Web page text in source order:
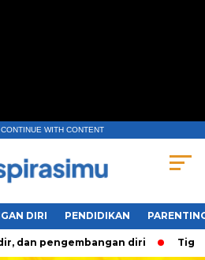
WITH CONTENT
DIRI PENDIDIKAN
pengembangan diri Tiga